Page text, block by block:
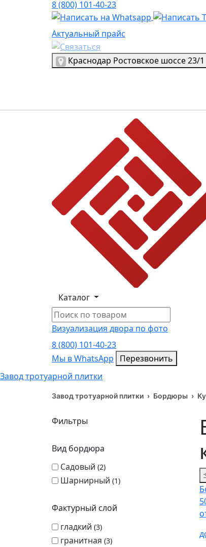
8 (800) 101-40-23
Актуальный прайс
Актуальный прайс
Выбрать город
Краснодар Ростовское шоссе 23/1
Логотип, переход на главную страницу
Каталог
Визуализация двора по фото
8 (800) 101-40-23
Мы в WhatsApp
Мы в WhatsApp
Перезвонить
Завод тротуарной плитки
Завод тротуарной плитки › Бордюры ›
Фильтры
Вид бордюра
Садовый 2
Шарнирный 1
Фактурный слой
гладкий 3
гранитная 3